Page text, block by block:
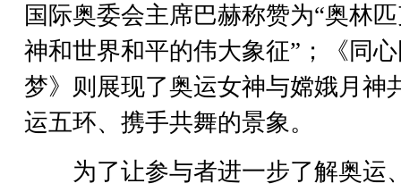
国际奥委会主席巴赫称赞为“奥林
神和世界和平的伟大象征”；《同
梦》则展现了奥运女神与嫦娥月神
运五环、携手共舞的景象。
为了让参与者进一步了解奥运